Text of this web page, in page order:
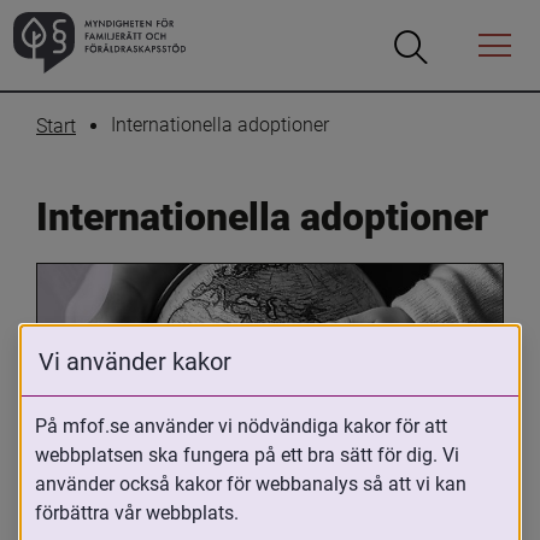
Öppna
Öppna
Menyn
Start Internationella adoptioner
Internationella adoptioner
Oavsett om du är adopterad,
adoptivförälder eller arbetar med
Vi använder kakor
På mfof.se använder vi nödvändiga kakor för att
webbplatsen ska fungera på ett bra sätt för dig. Vi
använder också kakor för webbanalys så att vi kan
förbättra vår webbplats.